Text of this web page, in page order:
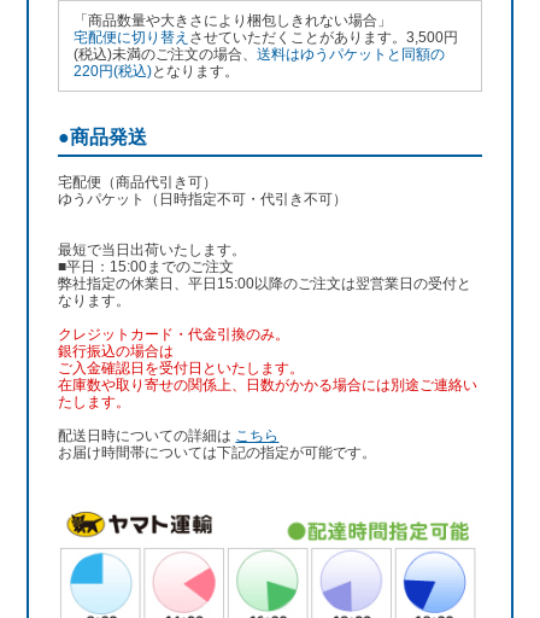
「商品数量や大きさにより梱包しきれない場合」
宅配便に切り替え させていただくことがあります。3,500円
(税込)未満のご注文の場合、送料はゆうパケットと同額の
220円(税込)となります。
●商品発送
宅配便（商品代引き可）
ゆうパケット（日時指定不可・代引き不可）
最短で当日出荷いたします。
■平日：15:00までのご注文
弊社指定の休業日、平日15:00以降のご注文は翌営業日の受付と
なります。
クレジットカード・代金引換のみ。
銀行振込の場合は
ご入金確認日を受付日といたします。
在庫数や取り寄せの関係上、日数がかかる場合には別途ご連絡い
たします。
配送日時についての詳細は こちら
お届け時間帯については下記の指定が可能です。